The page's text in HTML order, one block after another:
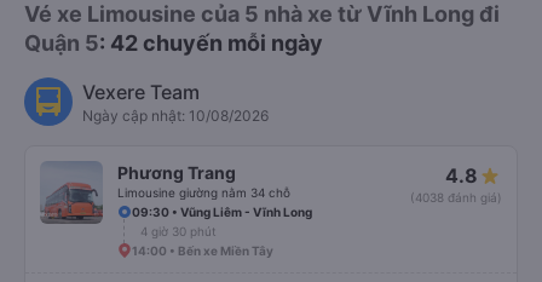
Vé xe Limousine của 5 nhà xe từ Vĩnh Long đi
Quận 5: 42 chuyến mỗi ngày
Vexere Team
Ngày cập nhật: 10/08/2026
Phương Trang
Limousine giường nằm 34 chỗ
4.8
(4038 đánh giá)
09:30 • Vũng Liêm - Vĩnh Long
4 giờ 30 phút
14:00 • Bến xe Miền Tây